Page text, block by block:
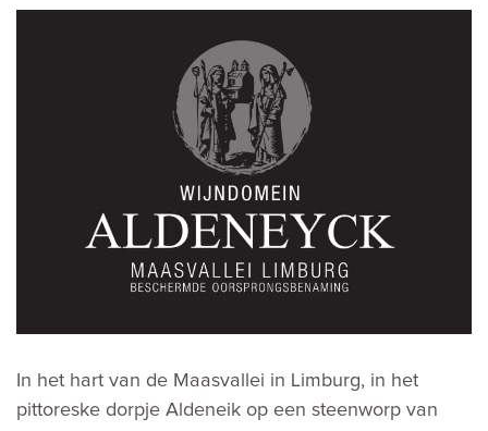
In het hart van de Maasvallei in Limburg, in het
pittoreske dorpje Aldeneik op een steenworp van